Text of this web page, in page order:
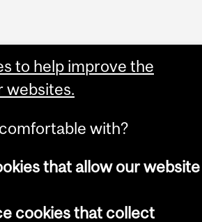
Accessibility
Cookie notice
Log in
to help improve the
websites.
with?
that allow our website
cookies that collect